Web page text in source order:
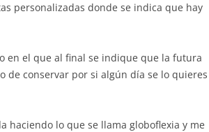
personalizadas donde se indica que hay
en el que al final se indique que la futura
de conservar por si algún día se lo quieres
haciendo lo que se llama globoflexia y me